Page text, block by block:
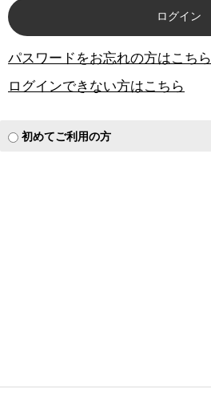
パスワードをお忘れの方はこちら
ログインできない方はこちら
初めてご利用の方